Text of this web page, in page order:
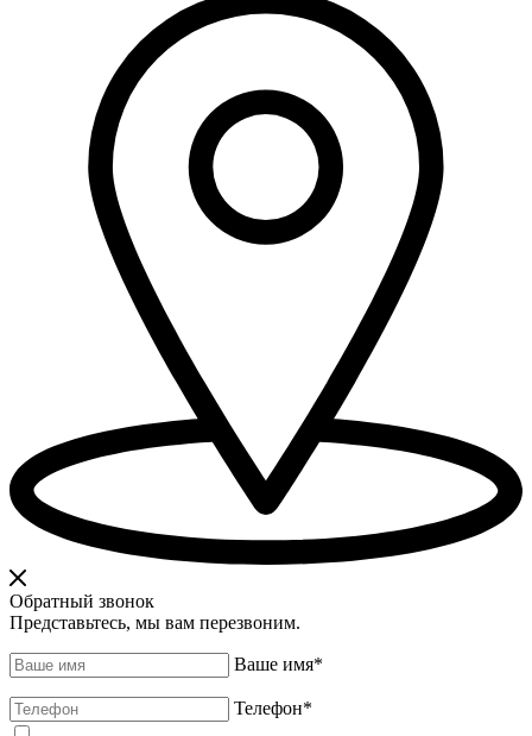
Обратный звонок
Представьтесь, мы вам перезвоним.
Ваше имя*
Телефон*